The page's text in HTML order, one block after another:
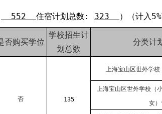
552 住宿计划总数: 323 ）（计入
否购买学位
学校招生计
划总数
分类计
否 135
上海宝山区世外学校
上海宝山区世外学校（
女